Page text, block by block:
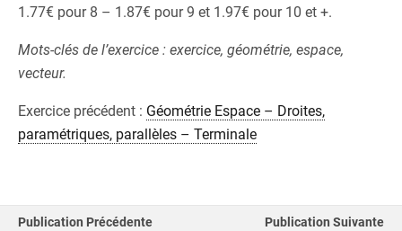
1.77€ pour 8 – 1.87€ pour 9 et 1.97€ pour 10 et +.
Mots-clés de l’exercice : exercice, géométrie, espace,
vecteur.
Exercice précédent : Géométrie Espace – Droites,
paramétriques, parallèles – Terminale
Publication Précédente
Publication Suivante